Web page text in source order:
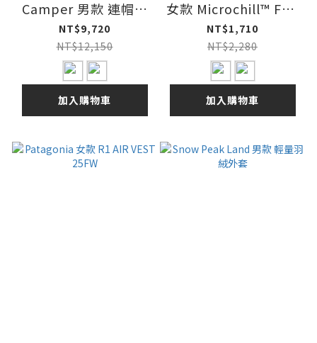
Camper 男款 連帽羽
絨外套
NT$9,720
NT$12,150
加入購物車
女款 Microchill™ Full
Zip Jacket 保暖刷毛
立領外套 25FW
NT$1,710
NT$2,280
加入購物車